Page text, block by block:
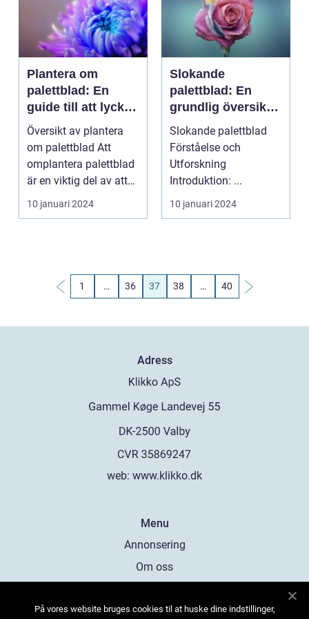
Plantera om
palettblad: En
guide till att lyckas
med din
omplantering
Översikt av plantera
om palettblad Att
omplantera palettblad
är en viktig del av att
hålla dessa po...
10 januari 2024
Slokande
palettblad: En
grundlig översikt
och presentation
Slokande palettblad
Förståelse och
Utforskning
Introduktion: ...
10 januari 2024
1 … 36 37 38 … 40
Adress
web: www.klikko.dk
Menu
Annonsering
Om oss
Kontakta oss
På vores website bruges cookies til at huske dine indstillinger,